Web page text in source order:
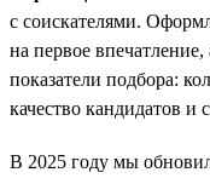
с соискателями.
на первое
показатели подбора:
качество кандидатов и
В 2025 году мы